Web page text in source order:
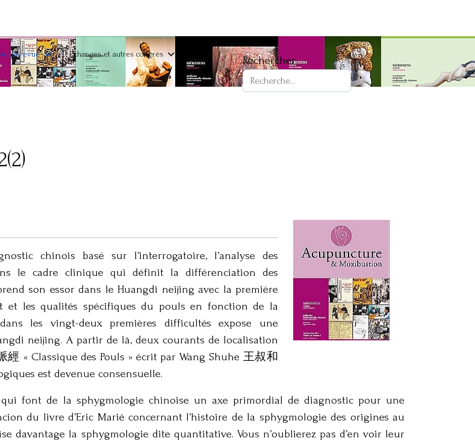
: la revue Echanges et autres congrès
Rechercher
chinois basé sur l’interrogatoire, l’analyse des
le cadre clinique qui définit la différenciation des
son essor dans le Huangdi neijing avec la première
et les qualités spécifiques du pouls en fonction de la
les vingt-deux premières difficultés expose une
neijing. A partir de là, deux courants de localisation
« Classique des Pouls » écrit par Wang Shuhe 王叔和
est devenue consensuelle.
font de la sphygmologie chinoise un axe primordial de diagnostic pour une
du livre d’Eric Marié concernant l’histoire de la sphygmologie des origines au
davantage la sphygmologie dite quantitative. Vous n’oublierez pas d’en voir leur